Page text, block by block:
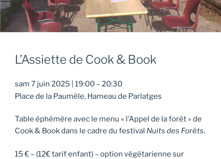
L’Assiette de Cook & Book
sam 7 juin 2025 19:00 –20:30
Place de la Paumèle, Hameau de Parlatges
Table éphémère avec le menu « l’Appel de la forêt » de
Cook & Book dans le cadre du festival Nuits des Forêts.
15 € – (12€ tarif enfant) – option végétarienne sur